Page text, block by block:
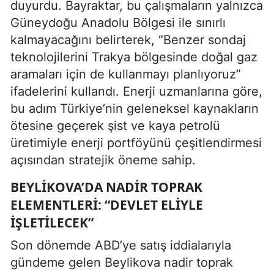
duyurdu. Bayraktar, bu çalışmaların yalnızca
Güneydoğu Anadolu Bölgesi ile sınırlı
kalmayacağını belirterek, “Benzer sondaj
teknolojilerini Trakya bölgesinde doğal gaz
aramaları için de kullanmayı planlıyoruz”
ifadelerini kullandı. Enerji uzmanlarına göre,
bu adım Türkiye’nin geleneksel kaynakların
ötesine geçerek şist ve kaya petrolü
üretimiyle enerji portföyünü çeşitlendirmesi
açısından stratejik öneme sahip.
BEYLIKOVA’DA NADIR TOPRAK
ELEMENTLERI: “DEVLET ELIYLE
IŞLETILECEK”
Son dönemde ABD’ye satış iddialarıyla
gündeme gelen Beylikova nadir toprak